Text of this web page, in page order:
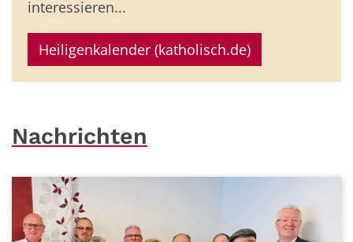
interessieren...
Heiligenkalender (katholisch.de)
Nachrichten